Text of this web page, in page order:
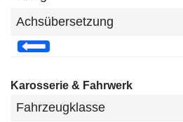
Achsübersetzung
Karosserie & Fahrwerk
Fahrzeugklasse